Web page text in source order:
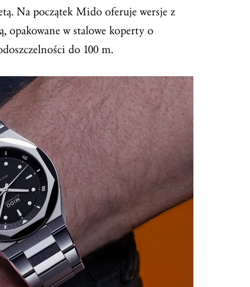
Na początek Mido oferuje wersje z
opakowane w stalowe koperty o
do 100 m.